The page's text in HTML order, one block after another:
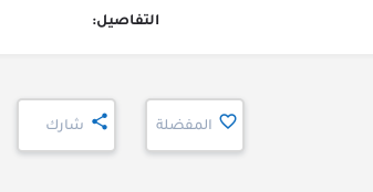
التفاصيل:
المفضلة شارك